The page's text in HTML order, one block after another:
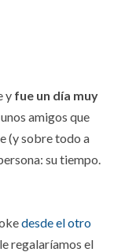
y fue un día muy
unos amigos que
(y sobre todo a
su tiempo.
desde el otro
regalaríamos el